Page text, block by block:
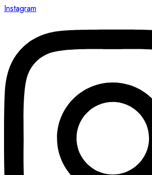
Instagram